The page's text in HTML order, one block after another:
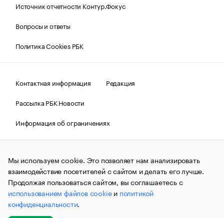
Источник отчетности Контур.Фокус
Вопросы и ответы
Политика Cookies РБК
Контактная информация
Редакция
Рассылка РБК Новости
Информация об ограничениях
Правовая информация
О соблюдении авторских прав
© АО «РОСБИЗНЕСКОНСАЛТИНГ»,1995–2026.Сообщения
и материалы информационного агентства «РБК»
(зарегистрировано Федеральной службой по надзору в сфере
связи, информационных технологий и массовых
коммуникаций (Роскомнадзор) 09.12.2015 за номером ИА
№ФС77-63848) сопровождаются пометкой «РБК». Отдельные
публикации могут содержать информацию,
Мы используем cookie. Это позволяет нам анализировать
взаимодействие посетителей с сайтом и делать его лучше.
Продолжая пользоваться сайтом, вы соглашаетесь с
использованием файлов cookieи политикой
конфиденциальности.